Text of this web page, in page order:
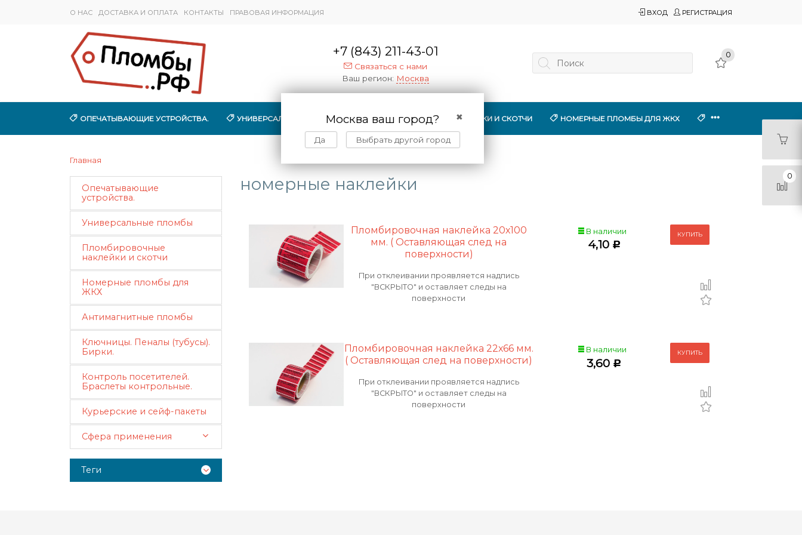
О НАС ДОСТАВКА И ОПЛАТА КОНТАКТЫ ПРАВОВАЯ ИНФОРМАЦИЯ ВХОД РЕГИСТРАЦИЯ
+7 (843) 211-43-01
Связаться с нами
Ваш регион: Москва
✖
Москва ваш город?
Да Выбрать другой город
0
0
ОПЕЧАТЫВАЮЩИЕ УСТРОЙСТВА. УНИВЕРСАЛЬНЫЕ ПЛОМБЫ ПЛОМБИРОВОЧНЫЕ НАКЛЕЙКИ И СКОТЧИ НОМЕРНЫЕ ПЛОМБЫ ДЛЯ ЖКХ
Главная
Опечатывающие
устройства.
Универсальные пломбы
Пломбировочные
наклейки и скотчи
Номерные пломбы для
ЖКХ
Антимагнитные пломбы
Ключницы. Пеналы (тубусы).
Бирки.
Контроль посетителей.
Браслеты контрольные.
Курьерские и сейф-пакеты
Сфера применения
Теги
номерные наклейки
Пломбировочная наклейка 20х100
мм. ( Оставляющая след на
поверхности)
При отклеивании проявляется надпись
"ВСКРЫТО" и оставляет следы на
поверхности
В наличии
4,10 Р
Пломбировочная наклейка 22х66 мм.
( Оставляющая след на поверхности)
При отклеивании проявляется надпись
"ВСКРЫТО" и оставляет следы на
поверхности
В наличии
3,60 Р